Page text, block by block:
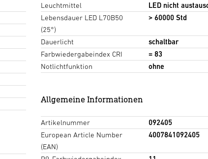
Leuchtmittel
LED nicht
Lebensdauer LED L70B50
(25°)
> 60000 Std
Dauerlicht
schaltbar
Farbwiedergabeindex CRI
= 83
Notlichtfunktion
ohne
Allgemeine Informationen
Artikelnummer
092405
European Article Number
(EAN)
4007841092405